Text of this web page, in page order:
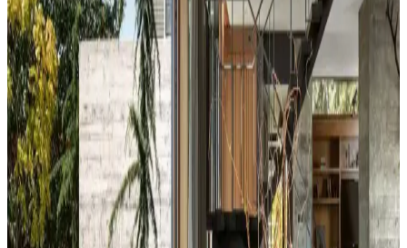
Yatak Odası Duvar Rengi Seçiminde Işık ve
Tonların Önemi ve Etkileri
Yatak odası duvar renginin seçimi, ışık koşulları, zemin ve pencere
yerleşimi gibi faktörlerle uyumlu olmalıdır. Sıcak-soğuk kahverengi
ve yeşil tonları farklı atmosferler yaratır. Renk örnekleri farklı ışık
koşullarında test edilmelidir.
Kahvaltı Köşeleri İçin Sandalye Seçenekleri ve
Dekorasyon İpuçları
Kahvaltı köşelerinde ahşap ve sentetik deri sandalyeler, dayanıklılık
ve temizlik kolaylığı sunar. Minder ve özel tasarım halılarla konfor
ve estetik dengelenir, mekanın atmosferi güçlenir.